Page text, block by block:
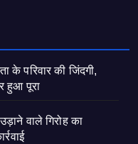
के परिवार की जिंदगी,
हुआ पूरा
वाले गिरोह का